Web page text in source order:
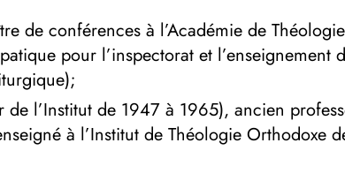
de conférences à l’Académie de
pour l’inspectorat et l’enseignement
l’Institut de 1947 à 1965), ancien
à l’Institut de Théologie